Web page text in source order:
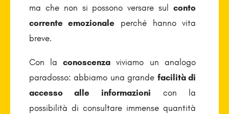
ma che non si possono versare sulconto
corrente emozionale perché hanno vita
breve.
Con la conoscenzaviviamo un analogo
paradosso: abbiamo una grande facilità di
accesso alle informazioni con la
possibilità di consultare immense quantità